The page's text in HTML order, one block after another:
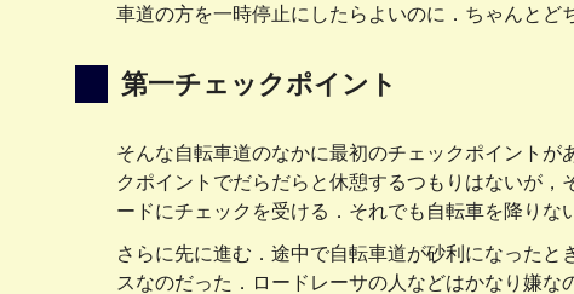
車道の方を一時停止にしたらよいのに．ちゃんとど
第一チェックポイント
そんな自転車道のなかに最初のチェックポイント
クポイントでだらだらと休憩するつもりはないが
ードにチェックを受ける．それでも自転車を降りな
さらに先に進む．途中で自転車道が砂利になった
スなのだった．ロードレーサの人などはかなり嫌な